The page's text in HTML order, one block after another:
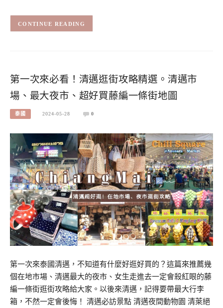
CONTINUE READING
第一次來必看！清邁逛街攻略精選。清邁市
場、最大夜市、超好買藤編一條街地圖
泰國 2024-05-28 0
第一次來泰國清邁，不知道有什麼好逛好買的？這篇來推薦幾
個在地市場、清邁最大的夜市、女生走進去一定會殺紅眼的藤
編一條街逛街攻略給大家。以後來清邁，記得要帶最大行李
箱，不然一定會後悔！ 清邁必訪景點 清邁夜間動物園 清萊絕